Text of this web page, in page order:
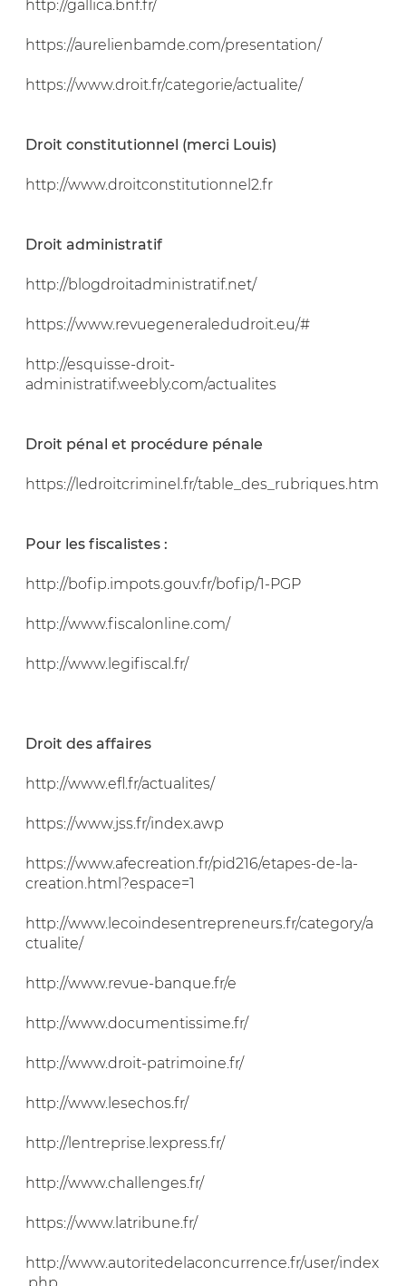
http://gallica.bnf.fr/
https://aurelienbamde.com/presentation/
https://www.droit.fr/categorie/actualite/
Droit constitutionnel (merci Louis)
http://www.droitconstitutionnel2.fr
Droit administratif
http://blogdroitadministratif.net/
https://www.revuegeneraledudroit.eu/#
http://esquisse-droit-
administratif.weebly.com/actualites
Droit pénal et procédure pénale
https://ledroitcriminel.fr/table_des_rubriques.htm
Pour les fiscalistes :
http://bofip.impots.gouv.fr/bofip/1-PGP
http://www.fiscalonline.com/
http://www.legifiscal.fr/
Droit des affaires
http://www.efl.fr/actualites/
https://www.jss.fr/index.awp
https://www.afecreation.fr/pid216/etapes-de-la-
creation.html?espace=1
http://www.lecoindesentrepreneurs.fr/category/a
ctualite/
http://www.revue-banque.fr/e
http://www.documentissime.fr/
http://www.droit-patrimoine.fr/
http://www.lesechos.fr/
http://lentreprise.lexpress.fr/
http://www.challenges.fr/
https://www.latribune.fr/
http://www.autoritedelaconcurrence.fr/user/index
.php